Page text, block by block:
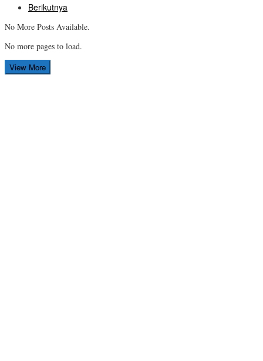
Berikutnya
No More Posts Available.
No more pages to load.
View More